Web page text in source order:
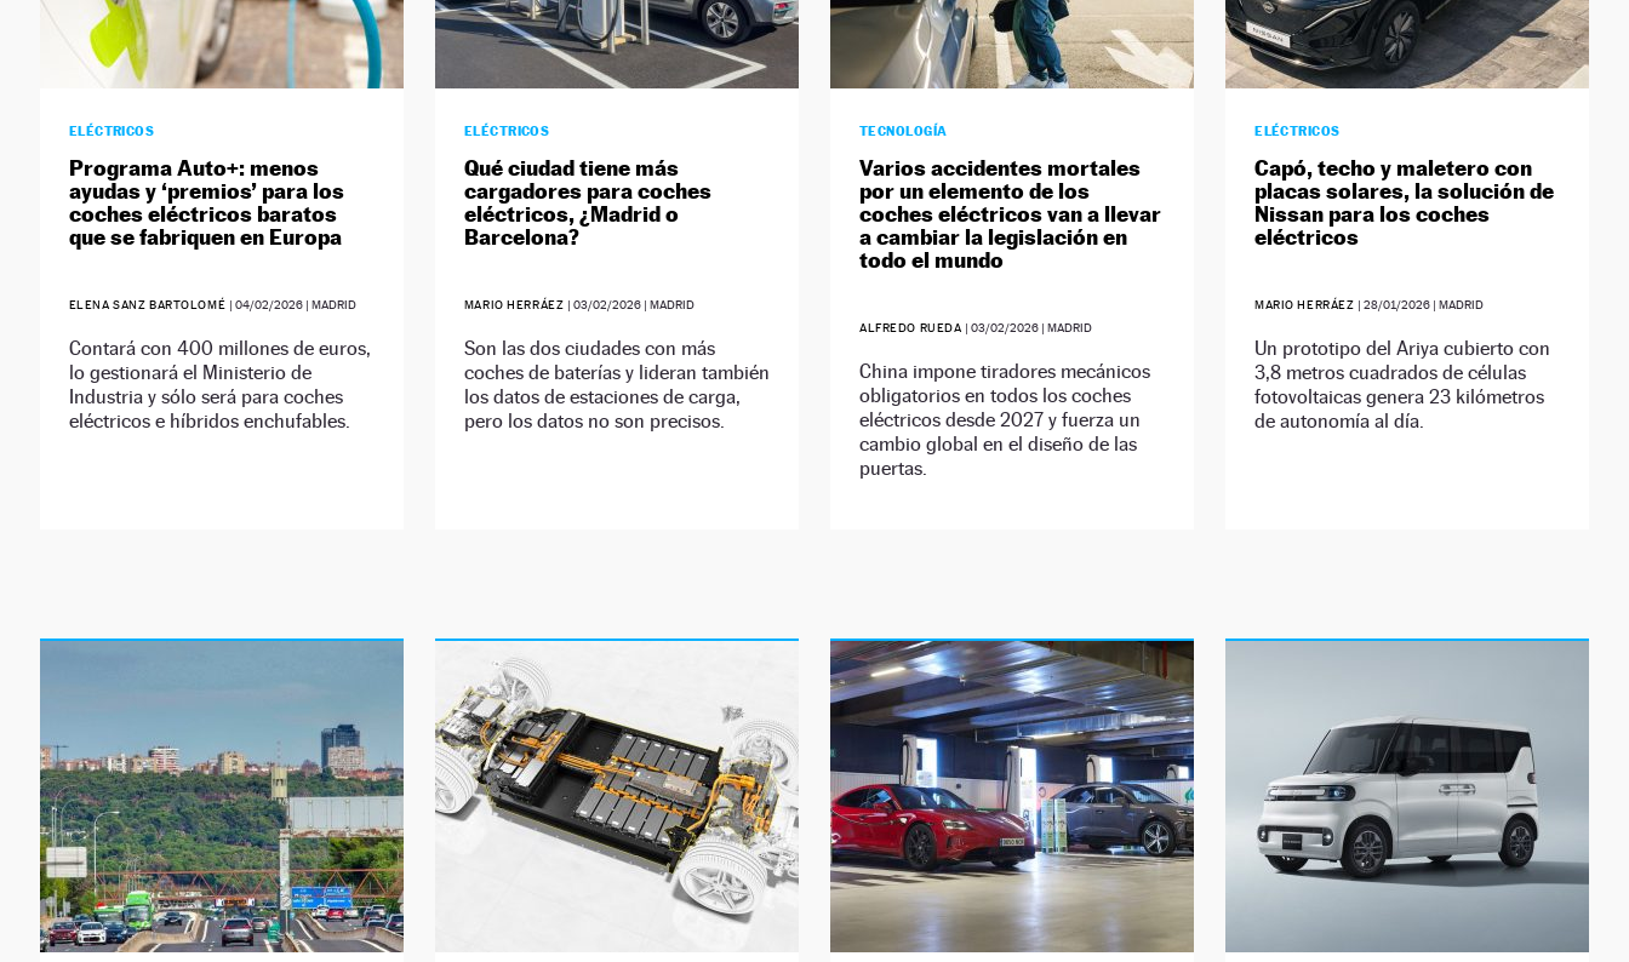
ELÉCTRICOS
Programa Auto+: menos
ayudas y ‘premios’ para los
coches eléctricos baratos
que se fabriquen en Europa
ELENA SANZ BARTOLOMÉ | 04/02/2026| MADRID
Contará con 400 millones de euros,
lo gestionará el Ministerio de
Industria y sólo será para coches
eléctricos e híbridos enchufables.
ELÉCTRICOS
Qué ciudad tiene más
cargadores para coches
eléctricos, ¿Madrid o
Barcelona?
MARIO HERRÁEZ | 03/02/2026| MADRID
Son las dos ciudades con más
coches de baterías y lideran también
los datos de estaciones de carga,
pero los datos no son precisos.
TECNOLOGÍA
Varios accidentes mortales
por un elemento de los
coches eléctricos van a llevar
a cambiar la legislación en
todo el mundo
ALFREDO RUEDA | 03/02/2026| MADRID
China impone tiradores mecánicos
obligatorios en todos los coches
eléctricos desde 2027 y fuerza un
cambio global en el diseño de las
puertas.
ELÉCTRICOS
Capó, techo y maletero con
placas solares, la solución de
Nissan para los coches
eléctricos
MARIO HERRÁEZ |28/01/2026 | MADRID
Un prototipo del Ariya cubierto con
3,8 metros cuadrados de células
fotovoltaicas genera 23 kilómetros
de autonomía al día.